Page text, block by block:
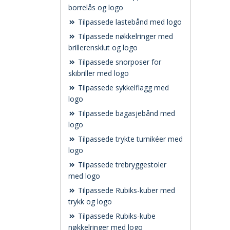
borrelås og logo
Tilpassede lastebånd med logo
Tilpassede nøkkelringer med
brillerensklut og logo
Tilpassede snorposer for
skibriller med logo
Tilpassede sykkelflagg med
logo
Tilpassede bagasjebånd med
logo
Tilpassede trykte turnikéer med
logo
Tilpassede trebryggestoler
med logo
Tilpassede Rubiks-kuber med
trykk og logo
Tilpassede Rubiks-kube
nøkkelringer med logo